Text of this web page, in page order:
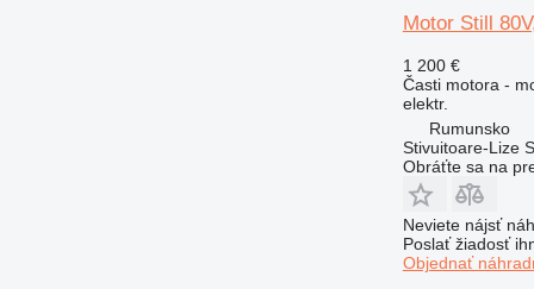
Motor Still
1 200 €
Časti motora -
elektr.
Rumunsko
Stivuitoare-Lize
Obráťte sa na
Neviete nájsť
Poslať žiadosť
Objednať